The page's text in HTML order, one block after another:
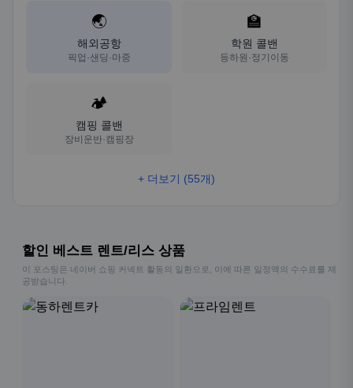
🌏
해외공항
픽업·샌딩·마중
🏫
학원 콜밴
등하원·정기이동
🏕️
캠핑 콜밴
장비운반·캠핑장
+ 더보기 (55개)
할인 베스트 렌트/리스 상품
이 포스팅은 네이버 쇼핑 커넥트 활동의 일환으로, 이에 따른 일정액의 수수료를 제
공받습니다.